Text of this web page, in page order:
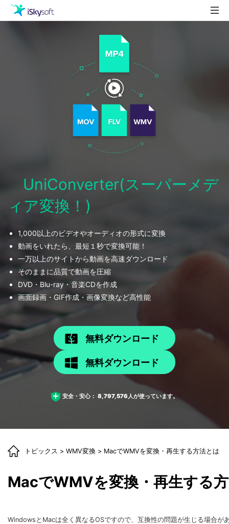
UniConverter(スーパーメデ
ィア変換！)
1,000以上のビデオやオーディオの形式に変換
動画をいれたら、最短１秒で変換可能！
一万以上のサイトから動画を高速ダウンロード
そのままに品質で動画を圧縮
DVD・Blu-ray・音楽CDを作成
画面録画・GIF作成・画像変換など高性能
無料ダウンロード
無料ダウンロード
安全・安心： 8,797,576人が使っています。
トピックス > WMV変換 > MacでWMVを変換・再生する方法とは
MacでWMVを変換・再生する
WindowsとMacは全く異なるOSですので、互換性の問題が生じる場合